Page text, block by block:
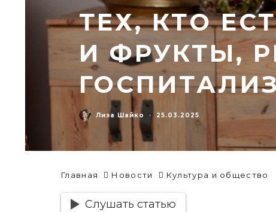
ТЕХ, КТО
И ФРУКТЫ,
Лиза Шайко · 25.03.2025
Главная Новости Культура и общество
Слушать статью